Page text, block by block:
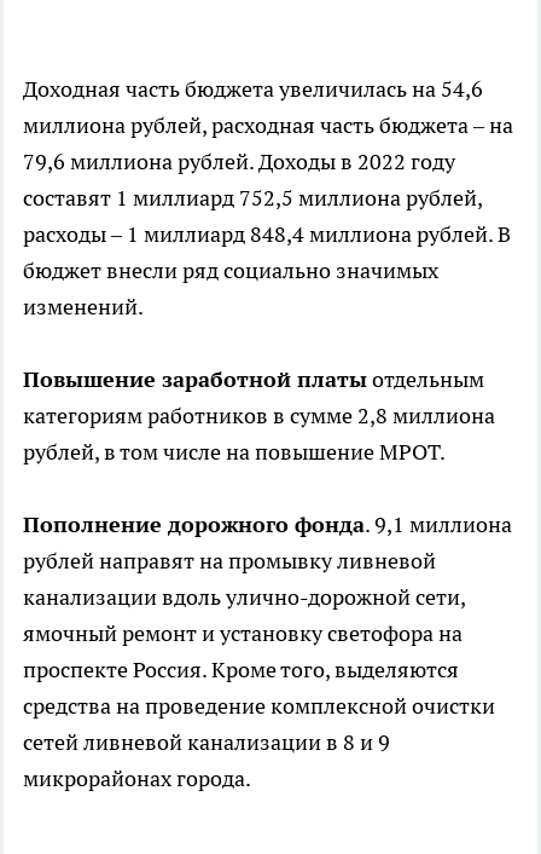
Доходная часть бюджета увеличилась на 54,6
миллиона рублей, расходная часть бюджета – на
79,6 миллиона рублей. Доходы в 2022 году
составят 1 миллиард 752,5 миллиона рублей,
расходы – 1 миллиард 848,4 миллиона рублей. В
бюджет внесли ряд социально значимых
изменений.
Повышение заработной платыотдельным
категориям работников в сумме 2,8 миллиона
рублей, в том числе на повышение МРОТ.
Пополнение дорожного фонда. 9,1 миллиона
рублей направят на промывку ливневой
канализации вдоль улично-дорожной сети,
ямочный ремонт и установку светофора на
проспекте Россия. Кроме того, выделяются
средства на проведение комплексной очистки
сетей ливневой канализации в 8 и 9
микрорайонах города.